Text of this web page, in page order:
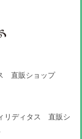
直販ショップ
リディタス 直販シ